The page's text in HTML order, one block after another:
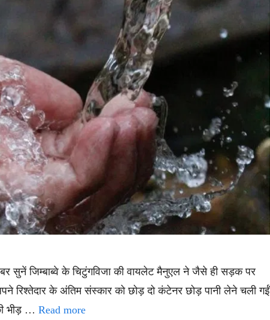
सुनें जिम्बाब्वे के चिटुंगविजा की वायलेट मैनुएल ने जैसे ही सड़क पर
रिश्तेदार के अंतिम संस्कार को छोड़ दो कंटेनर छोड़ पानी लेने चली गईं
भीड़ … Read more